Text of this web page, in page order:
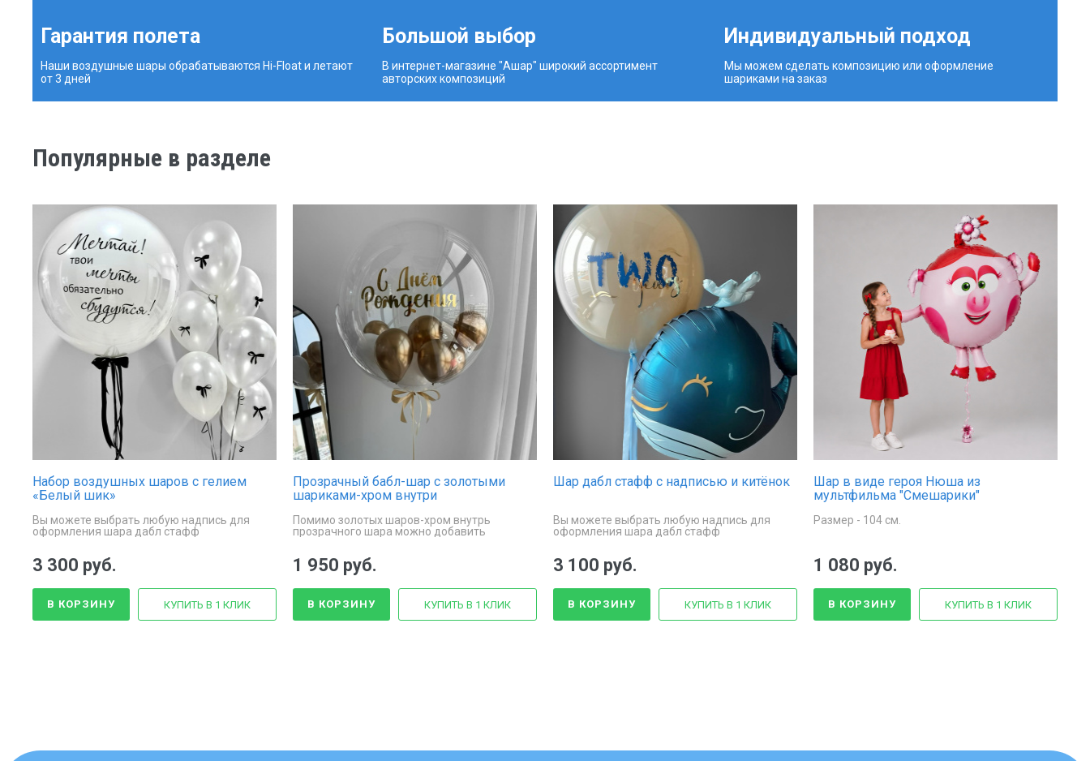
Гарантия полета
Наши воздушные шары обрабатываются Hi-Float и летают
от 3 дней
Большой выбор
В интернет-магазине "Ашар" широкий ассортимент
авторских композиций
Индивидуальный подход
Мы можем сделать композицию или оформление
шариками на заказ
Популярные в разделе
Набор воздушных шаров с гелием
«Белый шик»
Вы можете выбрать любую надпись для
оформления шара дабл стафф
3 300 руб.
В КОРЗИНУ КУПИТЬ В 1 КЛИК
Прозрачный бабл-шар с золотыми
шариками-хром внутри
Помимо золотых шаров-хром внутрь
прозрачного шара можно добавить
1 950 руб.
В КОРЗИНУ КУПИТЬ В 1 КЛИК
Шар дабл стафф с надписью и китёнок
Вы можете выбрать любую надпись для
оформления шара дабл стафф
3 100 руб.
В КОРЗИНУ КУПИТЬ В 1 КЛИК
Шар в виде героя Нюша из
мультфильма "Смешарики"
Размер - 104 см.
1 080 руб.
В КОРЗИНУ КУПИТЬ В 1 КЛИК